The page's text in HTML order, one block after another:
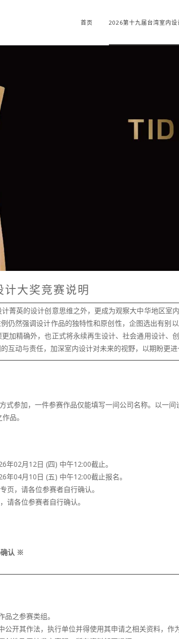
首页 2026第十九届台湾室内设
大奖竞赛说明
菁英的设计创意思维之外，更成为观察大中华地区室
仍然强调设计作品的独特性和原创性，企图选出有别
加精确外，也正式将永续再生设计、社会通用设计
动与责任，加深室内设计对未来的视野，以期盼更进
参加，一件参赛作品仅能填写一间公司名称。以一
品。
02月12日 (四) 中午12:00截止。
04月10日 (五) 中午12:00截止报名。
，请各位参赛者自行确认。
请各位参赛者自行确认。
确认 ※
之参赛类组。
开其作法，执行单位并得使用其申请之相关资料，作